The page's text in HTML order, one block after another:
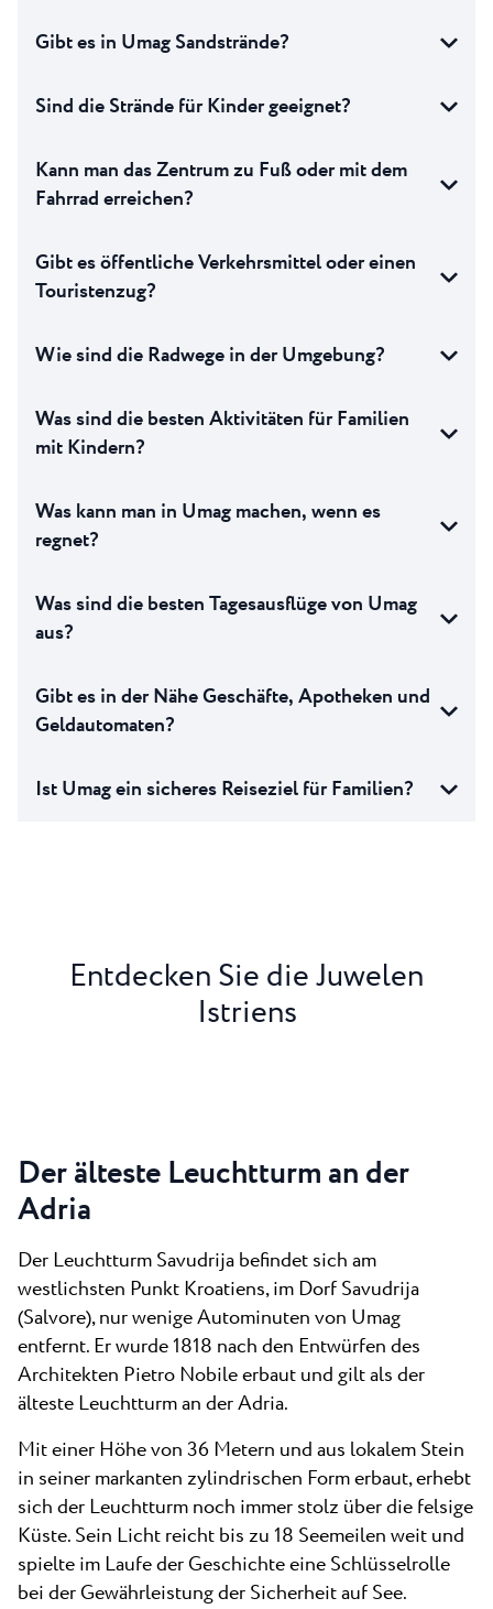
Gibt es in Umag Sandstrände?
Sind die Strände für Kinder geeignet?
Kann man das Zentrum zu Fuß oder mit dem
Fahrrad erreichen?
Gibt es öffentliche Verkehrsmittel oder einen
Touristenzug?
Wie sind die Radwege in der Umgebung?
Was sind die besten Aktivitäten für Familien
mit Kindern?
Was kann man in Umag machen, wenn es
regnet?
Was sind die besten Tagesausflüge von Umag
aus?
Gibt es in der Nähe Geschäfte, Apotheken und
Geldautomaten?
Ist Umag ein sicheres Reiseziel für Familien?
Entdecken Sie die Juwelen
Istriens
Der älteste Leuchtturm an der
Adria
Der Leuchtturm Savudrija befindet sich am
westlichsten Punkt Kroatiens, im Dorf Savudrija
(Salvore), nur wenige Autominuten von Umag
entfernt. Er wurde 1818 nach den Entwürfen des
Architekten Pietro Nobile erbaut und gilt als der
älteste Leuchtturm an der Adria.
Mit einer Höhe von 36 Metern und aus lokalem Stein
in seiner markanten zylindrischen Form erbaut, erhebt
sich der Leuchtturm noch immer stolz über die felsige
Küste. Sein Licht reicht bis zu 18 Seemeilen weit und
spielte im Laufe der Geschichte eine Schlüsselrolle
bei der Gewährleistung der Sicherheit auf See.